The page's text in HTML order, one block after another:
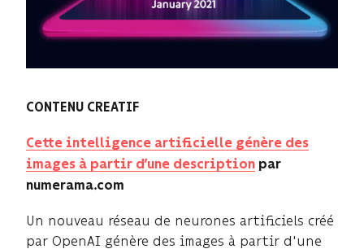
CONTENU CREATIF
Cette intelligence artificielle génère des
images à partir d’une description par
numerama.com
Un nouveau réseau de neurones artificiels créé
par OpenAI génère des images à partir d'une